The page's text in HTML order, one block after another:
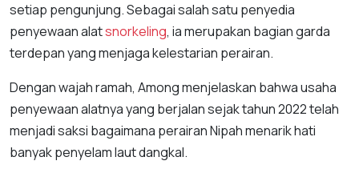
setiap pengunjung. Sebagai salah satu penyedia
penyewaan alatsnorkeling, ia merupakan bagian garda
terdepan yang menjaga kelestarian perairan.
Dengan wajah ramah, Among menjelaskan bahwa usaha
penyewaan alatnya yang berjalan sejak tahun 2022 telah
menjadi saksi bagaimana perairan Nipah menarik hati
banyak penyelam laut dangkal.